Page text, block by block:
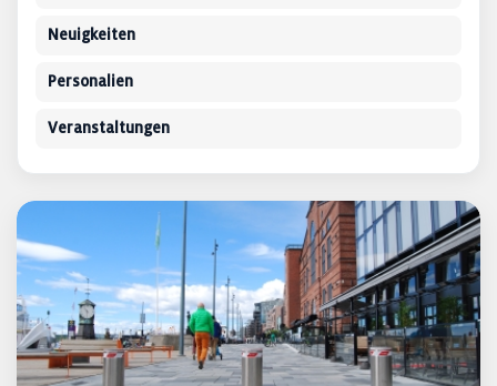
Neuigkeiten
Personalien
Veranstaltungen